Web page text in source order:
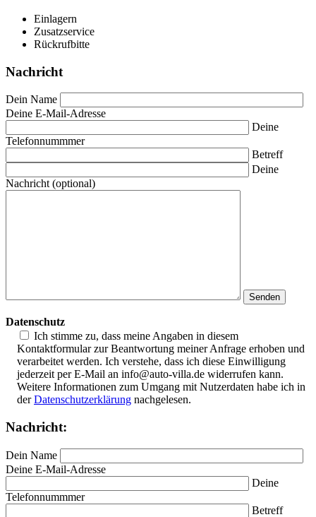
Einlagern
Zusatzservice
Rückrufbitte
Nachricht
Dein Name
Deine E-Mail-Adresse
Deine
Telefonnummmer
Betreff
Deine
Nachricht (optional)
Datenschutz
Ich stimme zu, dass meine Angaben in diesem
Kontaktformular zur Beantwortung meiner Anfrage erhoben und
verarbeitet werden. Ich verstehe, dass ich diese Einwilligung
jederzeit per E-Mail an info@auto-villa.de widerrufen kann.
Weitere Informationen zum Umgang mit Nutzerdaten habe ich in
derDatenschutzerklärung nachgelesen.
Nachricht:
Dein Name
Deine E-Mail-Adresse
Deine
Telefonnummmer
Betreff